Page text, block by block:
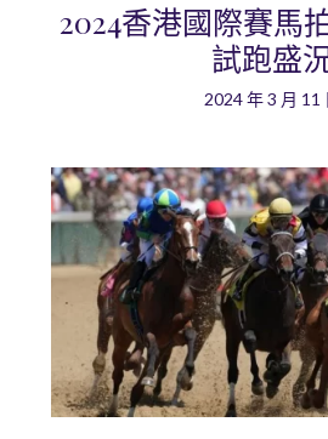
2024香港國際賽馬
試跑盛
2024 年 3 月 11